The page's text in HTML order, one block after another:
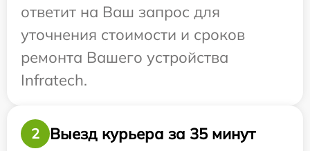
ответит на Ваш запрос для
уточнения стоимости и сроков
ремонта Вашего устройства
Infratech.
2
Выезд курьера за 35 минут